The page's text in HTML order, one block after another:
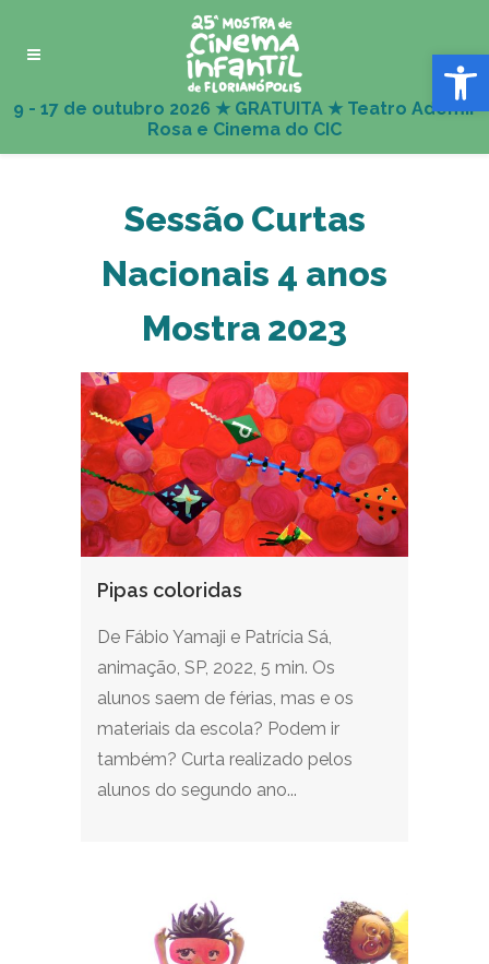
Abrir
Sessão Curtas
Nacionais 4 anos
Mostra 2023
Pipas coloridas
De Fábio Yamaji e Patrícia Sá,
animação, SP, 2022, 5 min. Os
alunos saem de férias, mas e os
materiais da escola? Podem ir
também? Curta realizado pelos
alunos do segundo ano...